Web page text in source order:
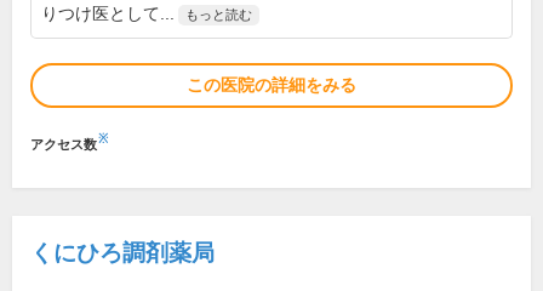
りつけ医として...
もっと読む
この医院の詳細をみる
アクセス数※
くにひろ調剤薬局